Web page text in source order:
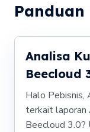
Analisa
Beecloud
Halo Pebisnis,
terkait laporan
Beecloud 3.0?